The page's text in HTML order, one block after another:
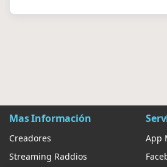
Mas Información
Creadores
Streaming Raddios
App